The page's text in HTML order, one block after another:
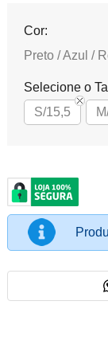
Cor:
Preto / Azul /
Selecione o
S/15,5